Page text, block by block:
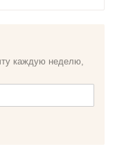
каждую неделю,